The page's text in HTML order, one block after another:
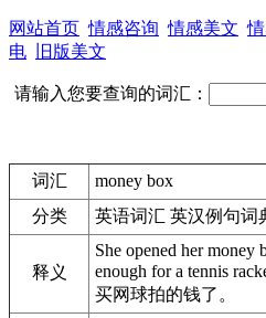
网站首页 情感咨询 情感美文
电
旧版美文
请输入您要查询的词汇：
词汇
money box
分类
英语词汇 英汉例句词
释义
She opened hermoney
enough for a tennis
买网球拍的钱了。